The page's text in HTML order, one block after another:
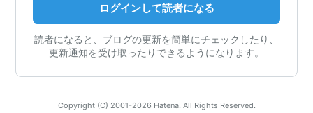
ログインして読者になる
読者になると、ブログの更新を簡単にチェックしたり、
更新通知を受け取ったりできるようになります。
Copyright (C) 2001-2026 Hatena. All Rights Reserved.